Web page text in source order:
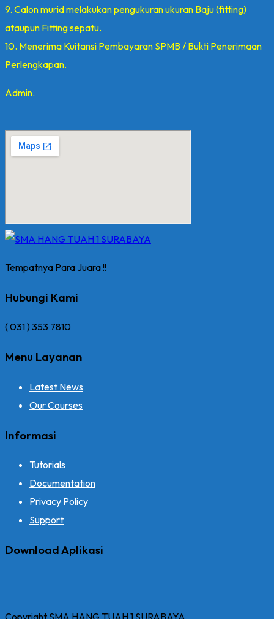
9. Calon murid melakukan pengukuran ukuran Baju (fitting)
ataupun Fitting sepatu.
10. Menerima Kuitansi Pembayaran SPMB / Bukti Penerimaan
Perlengkapan.
Admin.
Tempatnya Para Juara !!
Hubungi Kami
( 031 ) 353 7810
Menu Layanan
Latest News
Our Courses
Informasi
Tutorials
Documentation
Privacy Policy
Support
Download Aplikasi
Copyright SMA HANG TUAH 1 SURABAYA